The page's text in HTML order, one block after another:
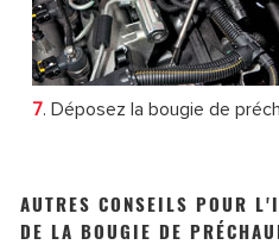
7. Déposez la bougie de
AUTRES CONSEILS POUR
DE LA BOUGIE DE